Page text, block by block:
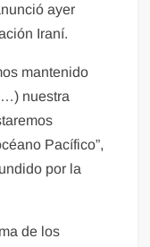
ayer
Iraní.
mantenido
nuestra
Pacífico”,
por la
de los